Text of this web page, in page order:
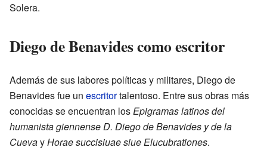
Solera.
Diego de Benavides como escritor
Además de sus labores políticas y militares, Diego de
Benavides fue un escritortalentoso. Entre sus obras más
conocidas se encuentran losEpigramas latinos del
humanista giennense D. Diego de Benavides y de la
CuevayHorae succisiuae siue Elucubrationes.